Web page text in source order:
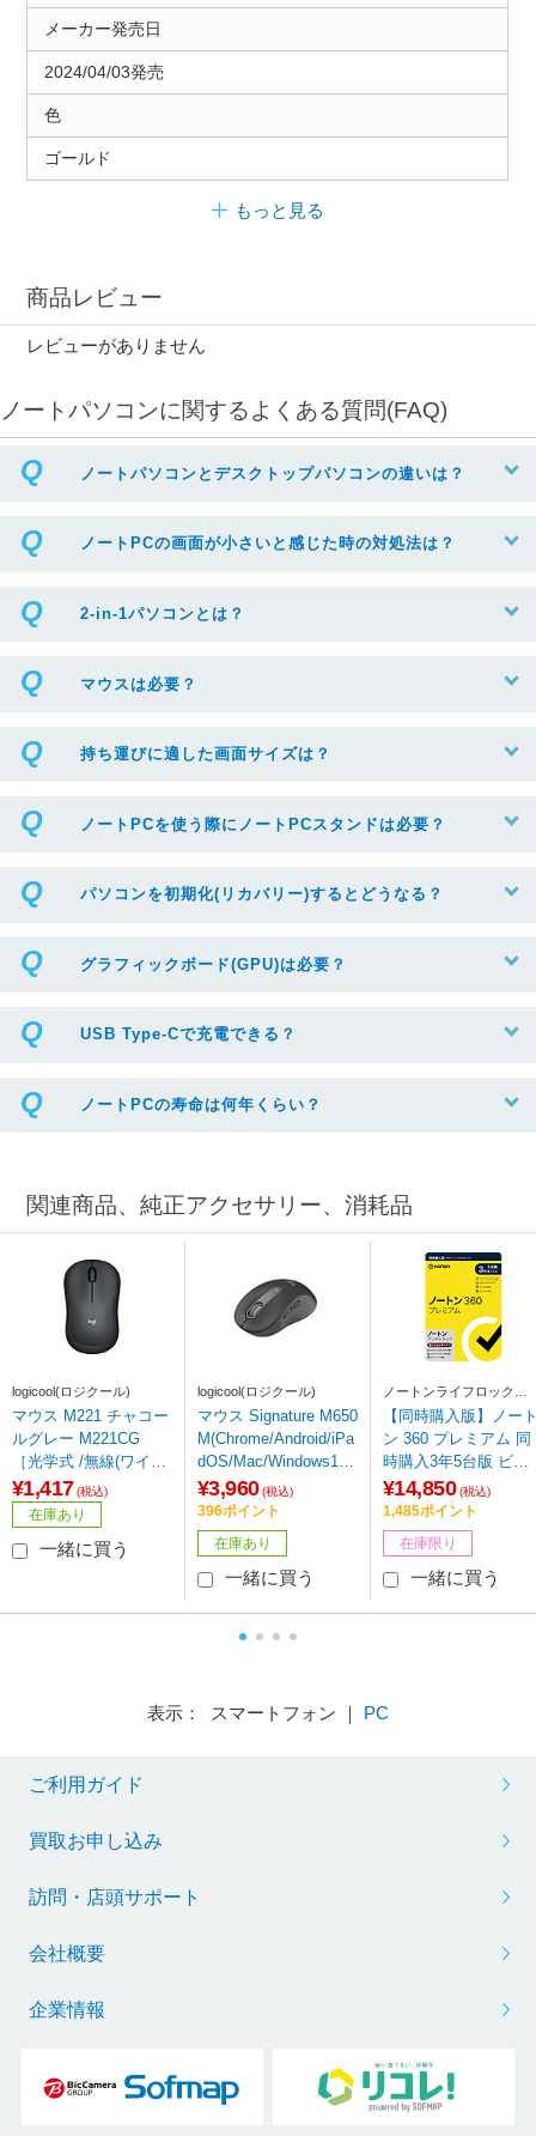
メーカー発売日
2024/04/03発売
色
ゴールド
もっと見る
商品レビュー
レビューがありません
ノートパソコンに関するよくある質問(FAQ)
ノートパソコンとデスクトップパソコンの違いは？
ノートPCの画面が小さいと感じた時の対処法は？
2-in-1パソコンとは？
マウスは必要？
持ち運びに適した画面サイズは？
ノートPCを使う際にノートPCスタンドは必要？
パソコンを初期化(リカバリー)するとどうなる？
グラフィックボード(GPU)は必要？
USB Type-Cで充電できる？
ノートPCの寿命は何年くらい？
関連商品、純正アクセサリー、消耗品
logicool(ロジクール)
マウス M221 チャコー
ルグレー M221CG
［光学式 /無線(ワイヤ
レス) /3ボタン /USB］
¥1,417 (税込)
在庫あり
一緒に買う
logicool(ロジクール)
マウス Signature M650
M(Chrome/Android/iPa
dOS/Mac/Windows11
対応) グラファイト M6
50MGR ［光学式 /無線
(ワイヤレス) /5ボタン
/Bluetooth・USB］
¥3,960 (税込)
396ポイント
在庫あり
一緒に買う
ノートンライフロック
Norton Lifelock
【同時購入版】ノー
ン 360 プレミアム 同
時購入3年5台版 ビッ
クカメラグループ専
［Win・Mac・Androi
d・iOS用］
¥14,850 (税込)
1,485ポイント
在庫限り
一緒に買う
表示： スマートフォン ｜ PC
ご利用ガイド
買取お申し込み
訪問・店頭サポート
会社概要
企業情報